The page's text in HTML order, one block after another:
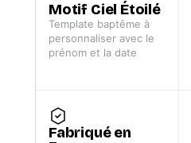
Motif Ciel Étoilé
Template baptême à
personnaliser avec le
prénom et la date
Fabriqué en